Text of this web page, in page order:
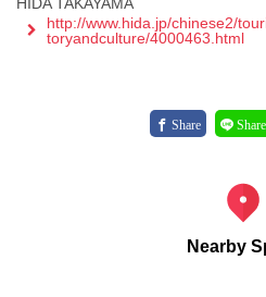
http://www.hida.jp/chinese2/
toryandculture/4000463.html
Share Share
Nearby